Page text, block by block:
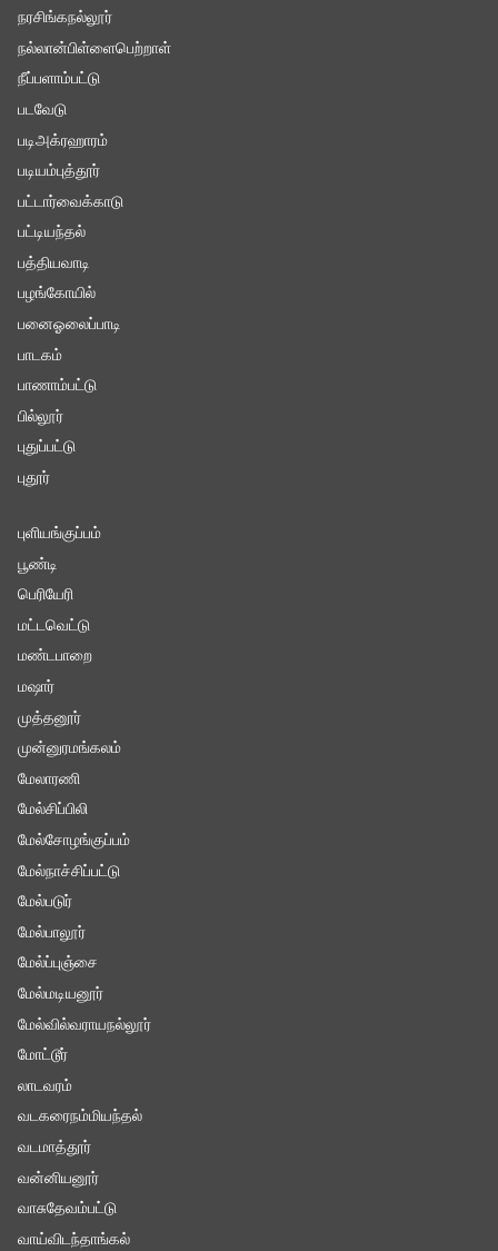
நரசிங்கநல்லூர்
நல்லான்பிள்ளைபெற்றாள்
நீப்பளாம்பட்டு
படவேடு
படிஅக்ரஹாரம்
படியம்புத்தூர்
பட்டார்வைக்காடு
பட்டியந்தல்
பத்தியவாடி
பழங்கோயில்
பனைஓலைப்பாடி
பாடகம்
பாணாம்பட்டு
பில்லூர்
புதுப்பட்டு
புதூர்
புளியங்குப்பம்
பூண்டி
பெரியேரி
மட்டவெட்டு
மண்டபாறை
மஷார்
முத்தனூர்
முன்னுரமங்கலம்
மேலாரணி
மேல்சிப்பிலி
மேல்சோழங்குப்பம்
மேல்நாச்சிப்பட்டு
மேல்படுர்
மேல்பாலூர்
மேல்ப்புஞ்சை
மேல்மடியனூர்
மேல்வில்வராயநல்லூர்
மோட்டூர்
லாடவரம்
வடகரைநம்மியந்தல்
வடமாத்தூர்
வன்னியனூர்
வாசுதேவம்பட்டு
வாய்விடந்தாங்கல்